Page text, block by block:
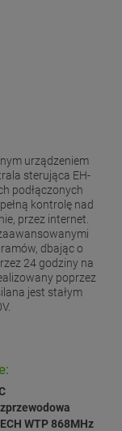
urządzeniem
sterująca EH-
podłączonych
kontrolę nad
przez internet.
dbając o
24 godziny na
poprzez
jest stałym
WTP 868MHz